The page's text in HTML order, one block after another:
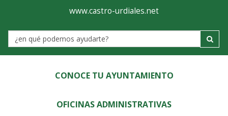
Ayuntamiento
de
Castro-
Urdiales
www.castro-urdiales.net
Label
CONOCE TU AYUNTAMIENTO
OFICINAS ADMINISTRATIVAS